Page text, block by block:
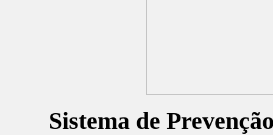
Sistema de